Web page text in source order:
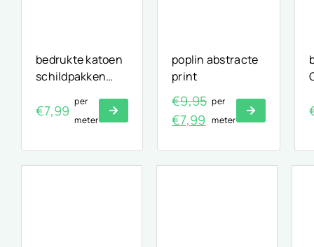
bedrukte katoen
schildpakken
€7,99
per
meter
poplin abstracte
print
€9,95
Oorspronkelijke
was:
€7,99 Huidige
is:
per
meter